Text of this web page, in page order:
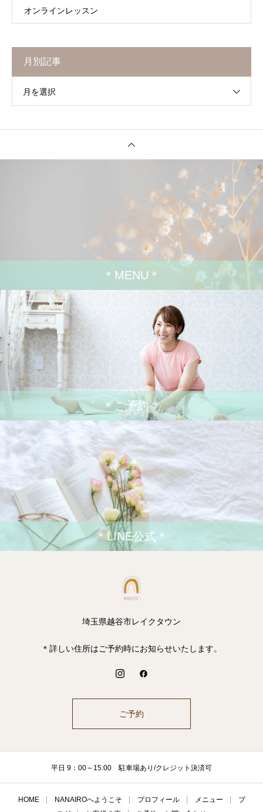
オンラインレッスン
月別記事
月を選択
＊MENU＊
＊ご予約＊
＊LINE公式＊
埼玉県越谷市レイクタウン
＊詳しい住所はご予約時にお知らせいたします。
ご予約
平日 9：00～15:00 駐車場あり/クレジット決済可
HOME NANAIROへようこそ プロフィール メニュー
ブ